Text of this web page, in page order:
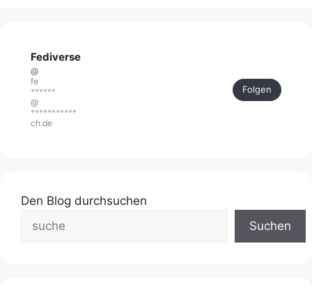
Fediverse
@
fe
******
@
***********
ch.de
Folgen
Den Blog durchsuchen
Suchen